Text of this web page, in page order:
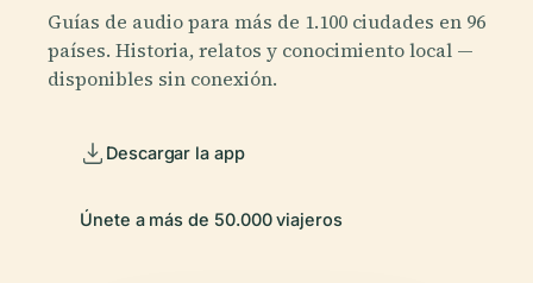
Guías de audio para más de 1.100 ciudades en 96
países. Historia, relatos y conocimiento local —
disponibles sin conexión.
Descargar la app
Únete a más de 50.000 viajeros